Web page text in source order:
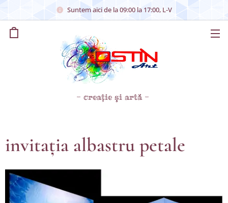
Suntem aici de la 09:00 la 17:00, L-V
- creaţie şi artă -
invitaţia albastru petale